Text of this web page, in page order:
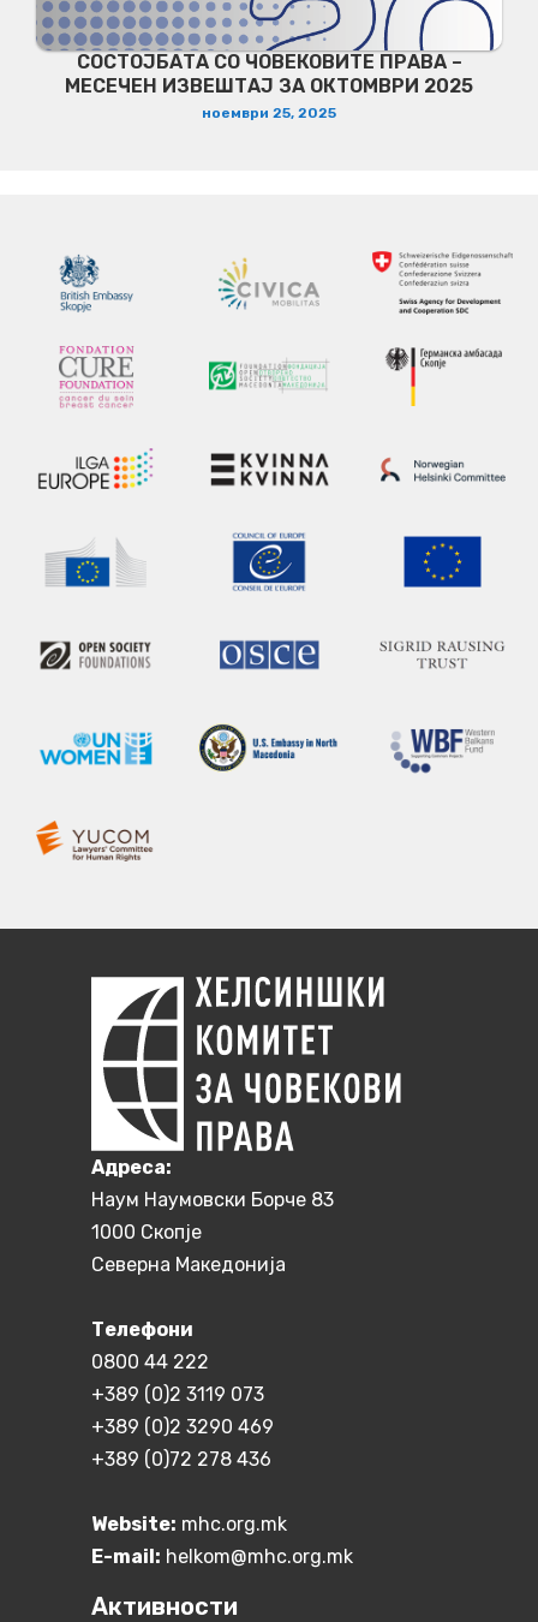
СОСТОЈБАТА СО ЧОВЕКОВИТЕ ПРАВА –
МЕСЕЧЕН ИЗВЕШТАЈ ЗА ОКТОМВРИ 2025
ноември 25, 2025
Aдреса:
Наум Наумовски Борче 83
1000 Скопје
Северна Македонија
Телефони
0800 44 222
+389 (0)2 3119 073
+389 (0)2 3290 469
+389 (0)72 278 436
Website: mhc.org.mk
E-mail: helkom@mhc.org.mk
Активности